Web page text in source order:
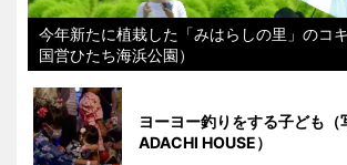
今年新たに植栽した「みはらしの里」のコ
国営ひたち海浜公園）
ヨーヨー釣りをする子ども（
ADACHI HOUSE）